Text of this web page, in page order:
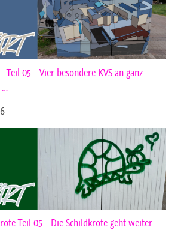
Teil 05 - Vier besondere KVS an ganz
…
Teil 05 - Die Schildkröte geht weiter